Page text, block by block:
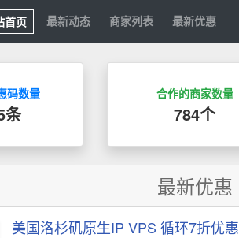
首页 最新动态 商家列表 最新优惠
码数量
条
合作的商家数量
784个
最新优惠
美国洛杉矶原生IP VPS 循环7折优惠